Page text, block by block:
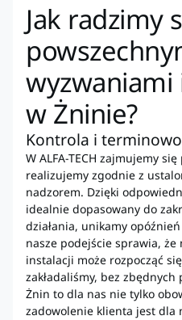
Jak radzimy
w Żninie?
Kontrola i
W ALFA-TECH zajmujemy
realizujemy zgodnie z
nadzorem. Dzięki
idealnie dopasowany do
działania, unikamy
nasze podejście sprawia,
instalacji może rozpocząć
zakładaliśmy, bez
Żnin to dla nas nie tylko
zadowolenie klienta jest dla